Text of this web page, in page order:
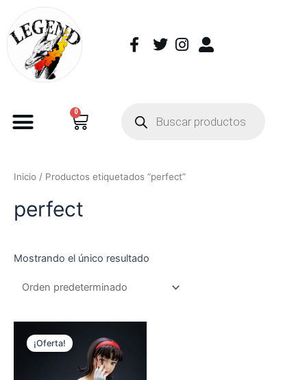
0
Inicio / Productos etiquetados “perfect”
perfect
Mostrando el único resultado
¡Oferta!